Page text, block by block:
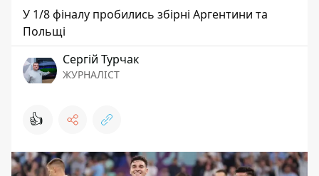
У 1/8 фіналу пробились збірні Аргентини та
Польщі
Сергій Турчак
ЖУРНАЛІСТ
👍